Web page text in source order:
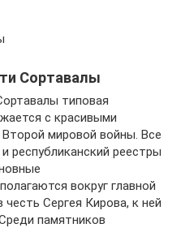
Сортавалы
типовая
с красивыми
мировой войны. Все
республиканский реестры
вокруг главной
Сергея Кирова, к ней
памятников